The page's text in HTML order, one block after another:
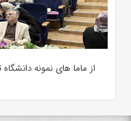
از ماما های نمونه